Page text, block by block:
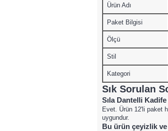
Ürün Adı
Paket Bilgisi
Ölçü
Stil
Kategori
Sık Sorulan
Sıla Dantelli
Evet. Ürün 12'li paket
uygundur.
Bu ürün çeyizlik